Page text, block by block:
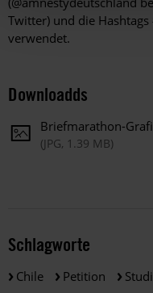
Twitter) und die
verwendet.
Downloadds
Briefmarathon-
(JPG, 1.39 MB)
Schlagworte
Chile Petition